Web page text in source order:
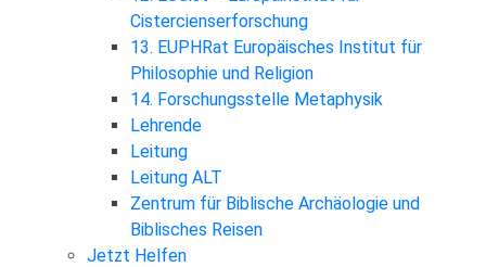
Cistercienserforschung
13. EUPHRat Europäisches Institut für
Philosophie und Religion
14. Forschungsstelle Metaphysik
Lehrende
Leitung
Leitung ALT
Zentrum für Biblische Archäologie und
Biblisches Reisen
Jetzt Helfen